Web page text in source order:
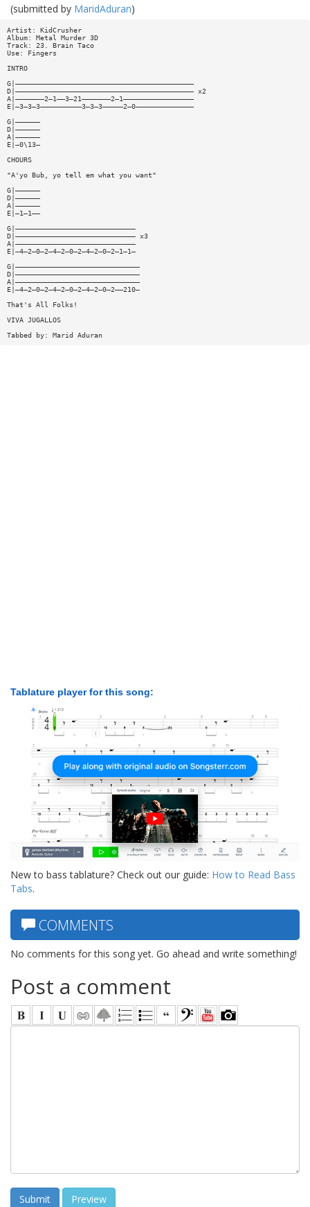
(submitted by MaridAduran)
Artist: KidCrusher
Album: Metal Murder 3D
Track: 23. Brain Taco
Use: Fingers
INTRO
G|———————————————————————————————————————————
D|——————————————————————————————————————————— x2
A|———————2—1——3—21———————2—1—————————————————
E|—3—3—3——————————3—3—3—————2—0——————————————
G|——————
D|——————
A|——————
E|—0\13—
CHOURS
"A'yo Bub, yo tell em what you want"
G|——————
D|——————
A|——————
E|—1—1——
G|—————————————————————————————
D|————————————————————————————— x3
A|—————————————————————————————
E|—4—2—0—2—4—2—0—2—4—2—0—2—1—1—
G|——————————————————————————————
D|——————————————————————————————
A|——————————————————————————————
E|—4—2—0—2—4—2—0—2—4—2—0—2——210—
That's All Folks!
VIVA JUGALLOS
Tabbed by: Marid Aduran
Tablature player for this song:
New to bass tablature? Check out our guide: How to Read Bass
Tabs.
COMMENTS
No comments for this song yet. Go ahead and write something!
Post a comment